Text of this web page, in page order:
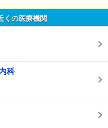
くの医療機関
科